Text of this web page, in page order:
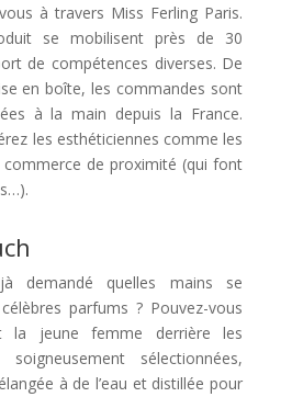
à travers Miss Ferling Paris.
se mobilisent près de 30
de compétences diverses. De
en boîte, les commandes sont
à la main depuis la France.
les esthéticiennes comme les
commerce de proximité (qui font
demandé quelles mains se
parfums ? Pouvez-vous
la jeune femme derrière les
sélectionnées,
à de l’eau et distillée pour